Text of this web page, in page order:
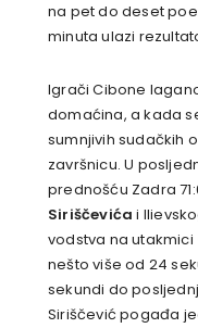
na pet do deset
minuta ulazi
Igrači Cibone
domaćina, a kada
sumnjivih sudačkih
završnicu. U
prednošću Zadra
Siriščevića i
vodstva na utakmici
nešto više od 24
sekundi do
Siriščević pogađa